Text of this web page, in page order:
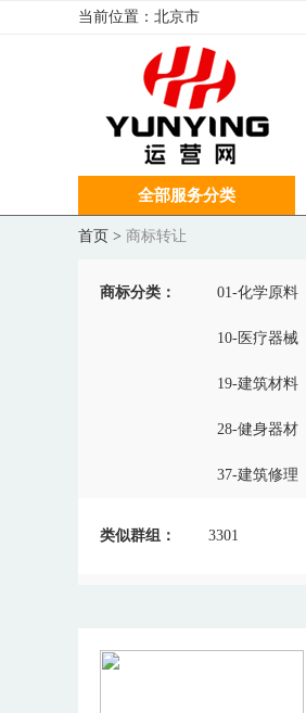
当前位置： 北京市
全部服务分类
首页 > 商标转让
商标分类： 01-化学原料
10-医疗器械
19-建筑材料
28-健身器材
37-建筑修理
类似群组： 3301